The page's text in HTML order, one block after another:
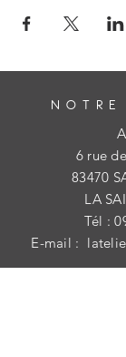
NOTRE
6 rue
83470
LA
Tél :
E-mail :